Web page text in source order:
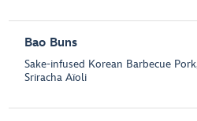
Bao Buns
Sake-infused Korean Barbecue
Sriracha Aïoli